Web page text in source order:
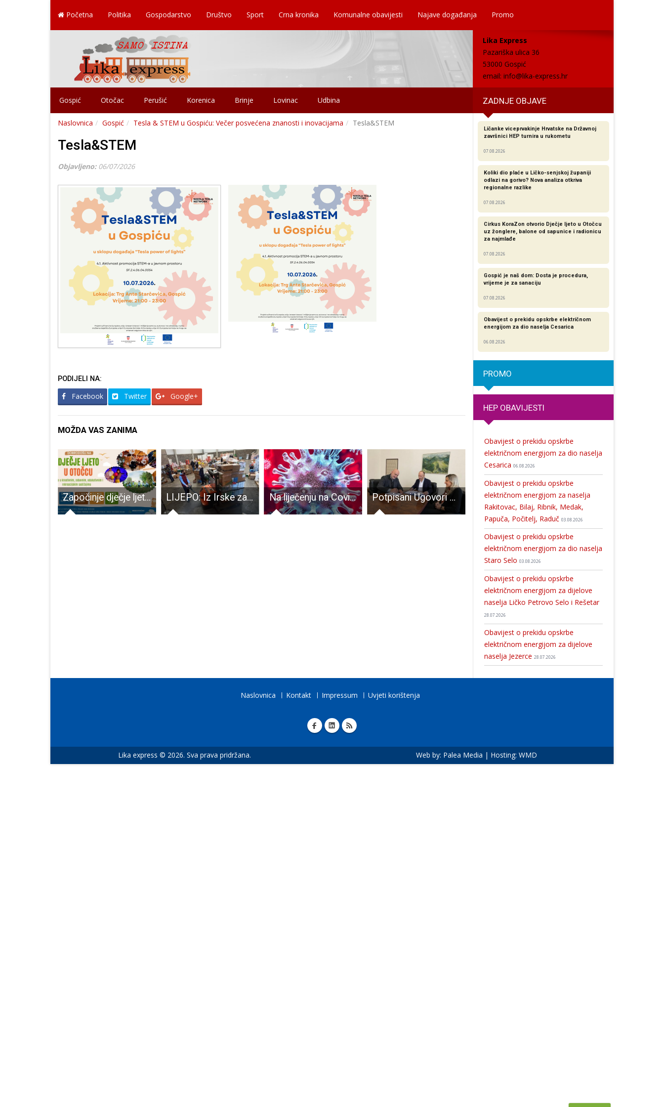
Početna Politika Gospodarstvo Društvo Sport Crna kronika Komunalne obavijesti Najave događanja Promo
Lika Express
Pazariška ulica 36
53000 Gospić
email: info@lika-express.hr
Gospić Otočac Perušić Korenica Brinje Lovinac Udbina ZADNJE OBJAVE
Naslovnica Gospić Tesla & STEM u Gospiću: Večer posvećena znanosti i inovacijama Tesla&STEM
Tesla&STEM
Objavljeno: 06/07/2026
PODIJELI NA:
Facebook Twitter Google+
MOŽDA VAS ZANIMA
Započinje dječje ljeto u Otočcu LIJEPO: Iz Irske za Baniju stiže kamion humanitarne pomoći Na liječenju na Covid odjelu Opće bolnice Gospić trenutno se nalazi 29 osoba Potpisani Ugovori za izgradnju višenamjenskog igrališta u Švici, vrijednosti 972.220 kuna Poziv na izložbu „Rewilding Velebit – fotografije divljine“ u Rijeci
Ličanke viceprvakinje Hrvatske na Državnoj
završnici HEP turnira u rukometu
07.08.2026
Koliki dio plaće u Ličko-senjskoj županiji
odlazi na gorivo? Nova analiza otkriva
regionalne razlike​
07.08.2026
Cirkus KoraZon otvorio Dječje ljeto u Otočcu
uz žonglere, balone od sapunice i radionicu
za najmlađe
07.08.2026
Gospić je naš dom: Dosta je procedura,
vrijeme je za sanaciju
07.08.2026
Obavijest o prekidu opskrbe električnom
energijom za dio naselja Cesarica
06.08.2026
PROMO
HEP OBAVIJESTI
Obavijest o prekidu opskrbe
električnom energijom za dio naselja
Cesarica 06.08.2026
Obavijest o prekidu opskrbe
električnom energijom za naselja
Rakitovac, Bilaj, Ribnik, Medak,
Papuča, Počitelj, Raduč 03.08.2026
Obavijest o prekidu opskrbe
električnom energijom za dio naselja
Staro Selo 03.08.2026
Obavijest o prekidu opskrbe
električnom energijom za dijelove
naselja Ličko Petrovo Selo i Rešetar
28.07.2026
Obavijest o prekidu opskrbe
električnom energijom za dijelove
naselja Jezerce 28.07.2026
Naslovnica Kontakt Impressum Uvjeti korištenja
Lika express © 2026. Sva prava pridržana. Web by: Palea Media | Hosting: WMD